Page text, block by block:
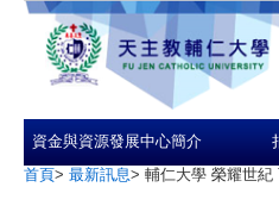
資金與資源發展中心簡介
首頁> 最新訊息> 輔仁大學 榮耀世紀